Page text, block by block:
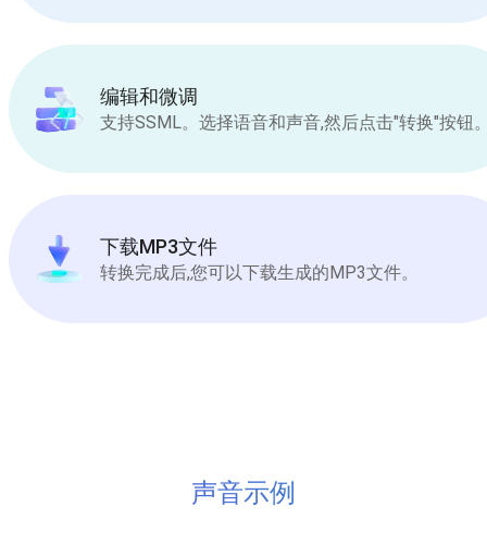
编辑和微调
支持SSML。选择语音和声音,然后点击"转换"按钮
下载MP3文件
转换完成后,您可以下载生成的MP3文件。
声音示例